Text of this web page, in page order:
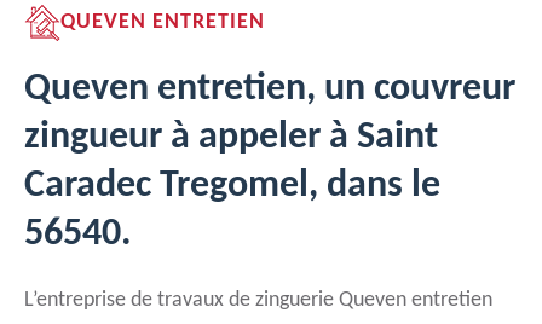
QUEVEN ENTRETIEN
Queven entretien, un couvreur
zingueur à appeler à Saint
Caradec Tregomel, dans le
56540.
L’entreprise de travaux de zinguerie Queven entretien